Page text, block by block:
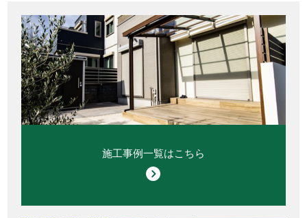
施工事例一覧はこちら